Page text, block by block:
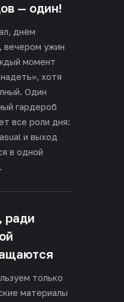
— один!
днём
вечером ужин
момент
хотя
Один
гардероб
все роли дня:
и выход
в одной
ради
только
материалы